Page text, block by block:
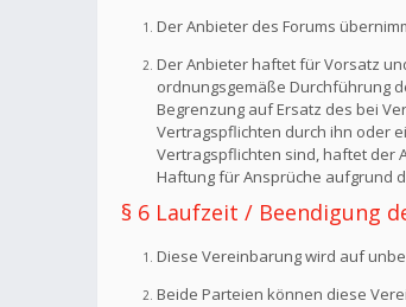
Der Anbieter des Forums
Der Anbieter haftet für Vorsatz
ordnungsgemäße Durchführung
Begrenzung auf Ersatz des bei
Vertragspflichten durch ihn oder
Vertragspflichten sind, haftet der
Haftung für Ansprüche aufgrund
§ 6 Laufzeit / Beendigung
Diese Vereinbarung wird auf
Beide Parteien können diese